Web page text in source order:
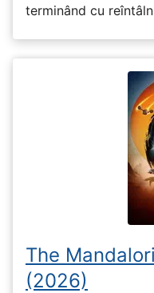
terminând cu
The
(2026)